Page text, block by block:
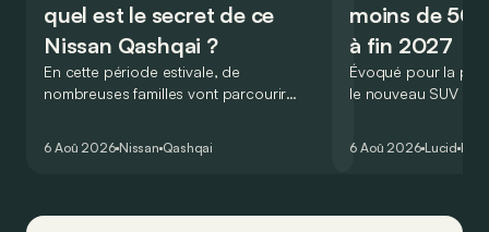
quel est le secret de ce
Nissan Qashqai ?
En cette période estivale, de
nombreuses familles vont parcourir
Qashqai e-Power, il serait possible de
6 Aoû 2026 Nissan Qashqai
moins de
à fin 2027
Évoqué pour la
le nouveau SUV
l’année 2026.
6 Aoû 2026 Lucid